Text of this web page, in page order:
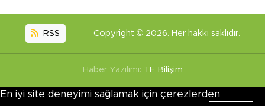
RSS Copyright © 2026. Her hakkı saklıdır.
Haber Yazılımı: TE Bilişim
En iyi site deneyimi sağlamak için çerezlerden